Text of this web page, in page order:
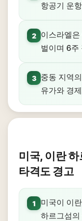
항공기 운
2
이스라엘
벌이며 6주
3
중동 지역
유가와 경
미국, 이란
타격도 경고
1
미국이 이
하르그섬